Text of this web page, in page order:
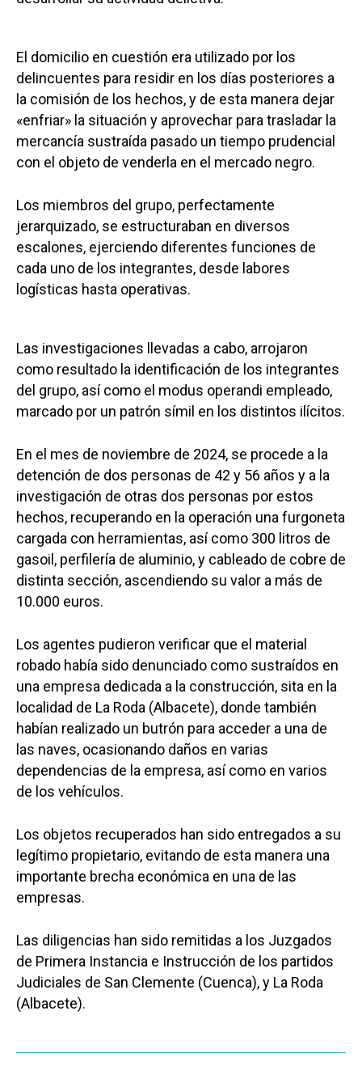
El domicilio en cuestión era utilizado por los
delincuentes para residir en los días posteriores a
la comisión de los hechos, y de esta manera dejar
«enfriar» la situación y aprovechar para trasladar la
mercancía sustraída pasado un tiempo prudencial
con el objeto de venderla en el mercado negro.
Los miembros del grupo, perfectamente
jerarquizado, se estructuraban en diversos
escalones, ejerciendo diferentes funciones de
cada uno de los integrantes, desde labores
logísticas hasta operativas.
Las investigaciones llevadas a cabo, arrojaron
como resultado la identificación de los integrantes
del grupo, así como el modus operandi empleado,
marcado por un patrón símil en los distintos ilícitos.
En el mes de noviembre de 2024, se procede a la
detención de dos personas de 42 y 56 años y a la
investigación de otras dos personas por estos
hechos, recuperando en la operación una furgoneta
cargada con herramientas, así como 300 litros de
gasoil, perfilería de aluminio, y cableado de cobre de
distinta sección, ascendiendo su valor a más de
10.000 euros.
Los agentes pudieron verificar que el material
robado había sido denunciado como sustraídos en
una empresa dedicada a la construcción, sita en la
localidad de La Roda (Albacete), donde también
habían realizado un butrón para acceder a una de
las naves, ocasionando daños en varias
dependencias de la empresa, así como en varios
de los vehículos.
Los objetos recuperados han sido entregados a su
legítimo propietario, evitando de esta manera una
importante brecha económica en una de las
empresas.
Las diligencias han sido remitidas a los Juzgados
de Primera Instancia e Instrucción de los partidos
Judiciales de San Clemente (Cuenca), y La Roda
(Albacete).